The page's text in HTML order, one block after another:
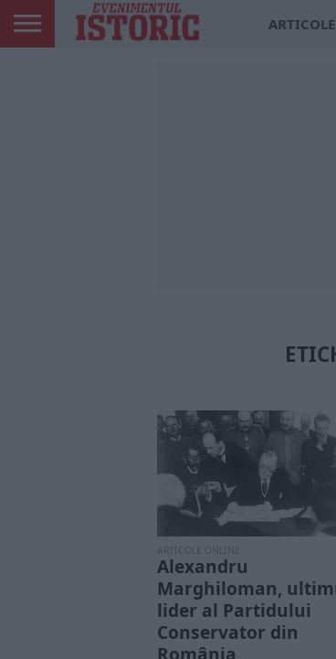
ARTICOLE ONLINE
Alexandru
Marghiloman,
lider al Partidului
Conservator din
România